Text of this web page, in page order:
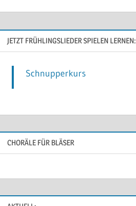
JETZT FRÜHLINGSLIEDER SPIELEN LERNEN:
Schnupperkurs
CHORÄLE FÜR BLÄSER